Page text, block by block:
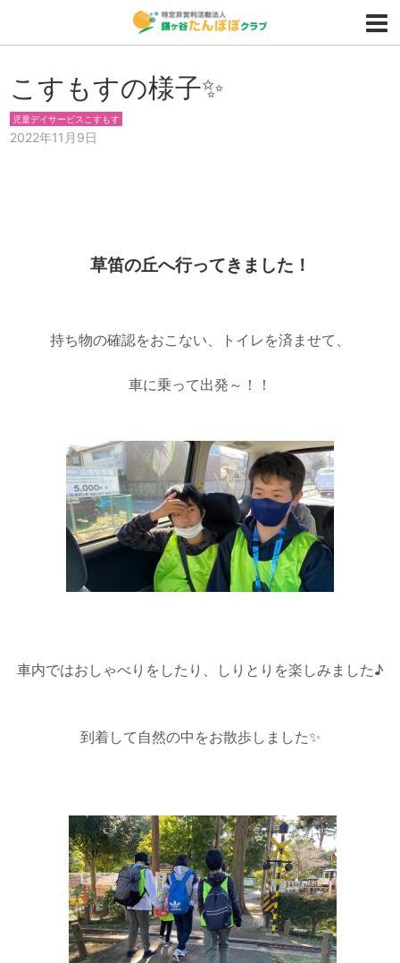
こすもすの様子✨
児童デイサービスこすもす
2022年11月9日
草笛の丘へ行ってきました！
持ち物の確認をおこない、トイレを済ませて、
車に乗って出発～！！
車内ではおしゃべりをしたり、しりとりを楽しみました♪
到着して自然の中をお散歩しました✨